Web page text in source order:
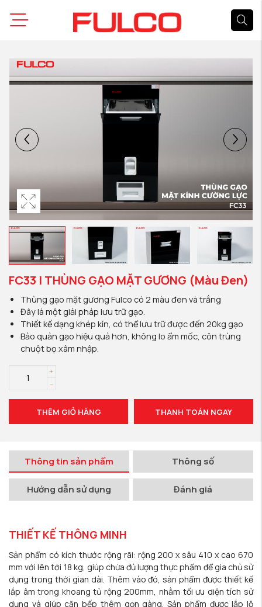
FC33 | THÙNG GẠO MẶT GƯƠNG (Màu Đen)
Thùng gạo mặt gương Fulco có 2 màu đen và trắng
Đây là một giải pháp lưu trữ gạo.
Thiết kế dạng khép kín, có thể lưu trữ được đến 20kg gạo
Bảo quản gạo hiệu quả hơn, không lo ẩm mốc, côn trùng
chuột bọ xâm nhập.
THÊM GIỎ HÀNG THANH TOÁN NGAY
Thông tin sản phẩm Thông số
Hướng dẫn sử dụng Đánh giá
THIẾT KẾ THÔNG MINH
Sản phẩm có kích thước rộng rãi: rộng 200 x sâu 410 x cao 670
mm với lên tới 18 kg, giúp chứa đủ lượng thực phẩm để gia chủ sử
dụng trong thời gian dài. Thêm vào đó, sản phẩm được thiết kế
lắp âm trong khoang tủ rộng 200mm, nhằm tối ưu diện tích sử
dụng và giúp căn bếp thêm gọn gàng. Sản phẩm được lắp lộ